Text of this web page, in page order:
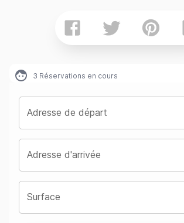
3 Réservations en cours
Adresse de départ
Adresse d'arrivée
Surface